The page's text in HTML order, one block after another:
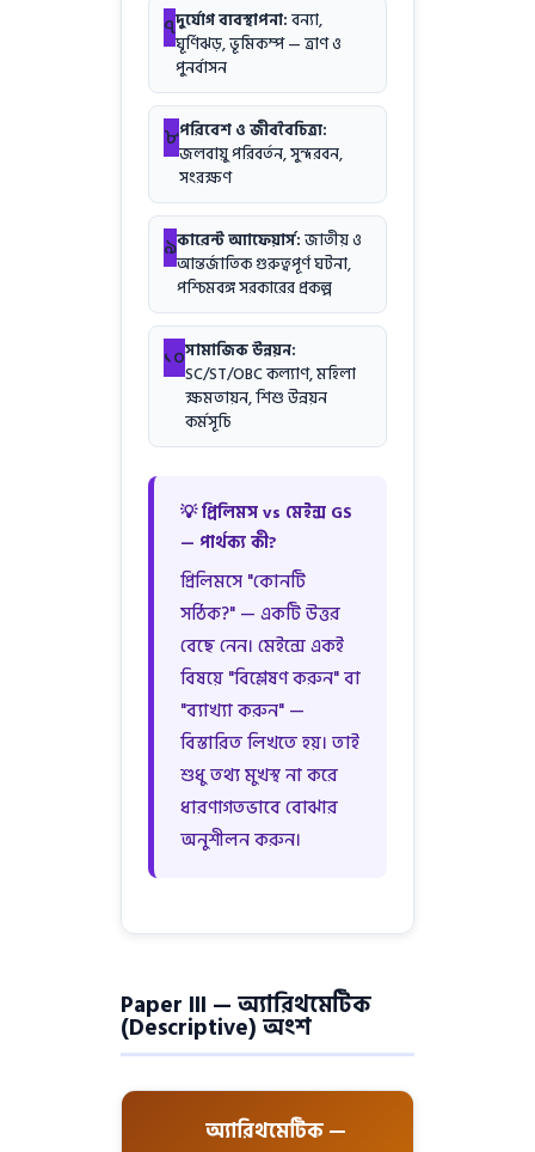
৭দুর্যোগ ব্যবস্থাপনা:বন্যা,
ঘূর্ণিঝড়, ভূমিকম্প — ত্রাণ ও
পুনর্বাসন
৮পরিবেশ ও জীববৈচিত্র্য:
জলবায়ু পরিবর্তন, সুন্দরবন,
সংরক্ষণ
৯কারেন্ট অ্যাফেয়ার্স:জাতীয় ও
আন্তর্জাতিক গুরুত্বপূর্ণ ঘটনা,
পশ্চিমবঙ্গ সরকারের প্রকল্প
১০সামাজিক উন্নয়ন:
SC/ST/OBC কল্যাণ, মহিলা
ক্ষমতায়ন, শিশু উন্নয়ন
কর্মসূচি
💡 প্রিলিমস vs মেইন্স GS
— পার্থক্য কী?
প্রিলিমসে "কোনটি
সঠিক?" — একটি উত্তর
বেছে নেন। মেইন্সে একই
বিষয়ে "বিশ্লেষণ করুন" বা
"ব্যাখ্যা করুন" —
বিস্তারিত লিখতে হয়। তাই
শুধু তথ্য মুখস্থ না করে
ধারণাগতভাবে বোঝার
অনুশীলন করুন।
Paper III — অ্যারিথমেটিক
(Descriptive) অংশ
অ্যারিথমেটিক —